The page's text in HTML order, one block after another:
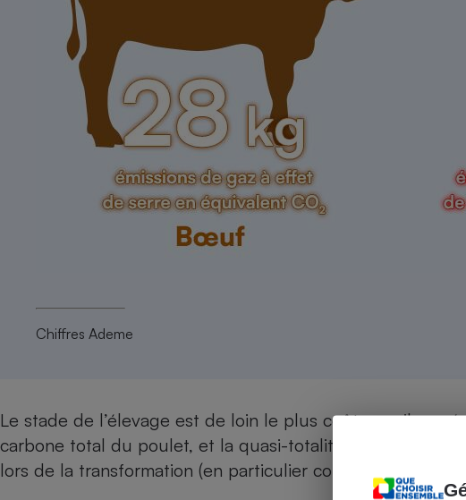
Chiffres Ademe
Le stade de l’élevage est de loin le plus coûteux : il
carbone total du poulet, et la quasi-totalité du bœuf (98
lors de la transformation (en particulier concernant le
Climatiseur -
Ventilateur
Robot ménager
Antivirus